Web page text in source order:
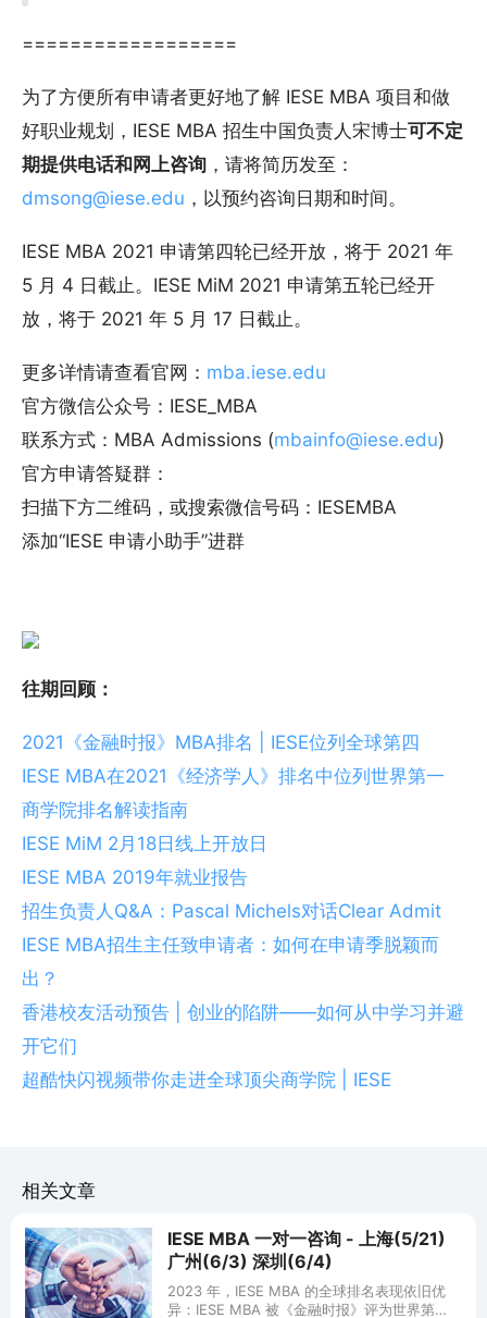
==================
为了方便所有申请者更好地了解 IESE MBA 项目和做
好职业规划，IESE MBA 招生中国负责人宋博士可不定
期提供电话和网上咨询 ，请将简历发至：
dmsong@iese.edu ，以预约咨询日期和时间。
IESE MBA 2021 申请第四轮已经开放，将于 2021 年
5 月 4 日截止。IESE MiM 2021 申请第五轮已经开
放，将于 2021 年 5 月 17 日截止。
更多详情请查看官网： mba.iese.edu
官方微信公众号：IESE_MBA
联系方式：MBA Admissions (mbainfo@iese.edu)
官方申请答疑群：
扫描下方二维码，或搜索微信号码：IESEMBA
添加“IESE 申请小助手”进群
往期回顾：
2021《金融时报》MBA排名 | IESE位列全球第四
IESE MBA在2021《经济学人》排名中位列世界第一
商学院排名解读指南
IESE MiM 2月18日线上开放日
IESE MBA 2019年就业报告
招生负责人Q&A：Pascal Michels对话Clear Admit
IESE MBA招生主任致申请者：如何在申请季脱颖而
出？
香港校友活动预告 | 创业的陷阱——如何从中学习并避
开它们
超酷快闪视频带你走进全球顶尖商学院 | IESE
相关文章
IESE MBA 一对一咨询 - 上海(5/21)
广州(6/3) 深圳(6/4)
2023 年，IESE MBA 的全球排名表现依旧优
异：IESE MBA 被《金融时报》评为世界第